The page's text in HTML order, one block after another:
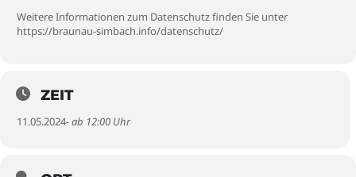
Weitere Informationen zum Datenschutz finden Sie unter
https://braunau-simbach.info/datenschutz/
ZEIT
11.05.2024- ab 12:00 Uhr